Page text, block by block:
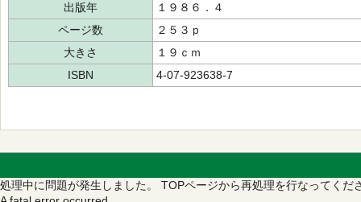
出版年
１９８６．４
ページ数
２５３ｐ
大きさ
１９ｃｍ
ISBN
4-07-923638-7
処理中に問題が発生しました。 TOPページから再処理を行なってくだ